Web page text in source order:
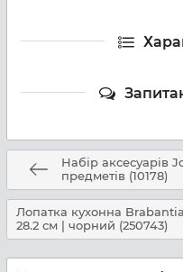
Набір аксесуарів
предметів (10178)
Лопатка кухонна
28.2 см | чорний (250743)